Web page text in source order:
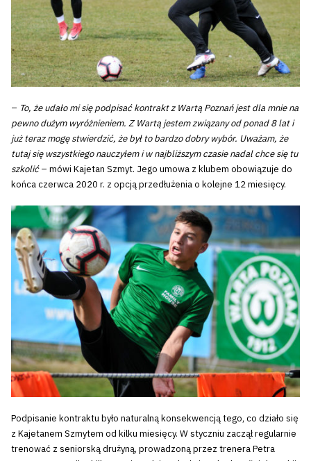
– To, że udało mi się podpisać kontrakt z Wartą Poznań jest dla mnie na
pewno dużym wyróżnieniem. Z Wartą jestem związany od ponad 8 lat i
już teraz mogę stwierdzić, że był to bardzo dobry wybór. Uważam, że
tutaj się wszystkiego nauczyłem i w najbliższym czasie nadal chce się tu
szkolić– mówi Kajetan Szmyt. Jego umowa z klubem obowiązuje do
końca czerwca 2020 r. z opcją przedłużenia o kolejne 12 miesięcy.
Podpisanie kontraktu było naturalną konsekwencją tego, co działo się
z Kajetanem Szmytem od kilku miesięcy. W styczniu zaczął regularnie
trenować z seniorską drużyną, prowadzoną przez trenera Petra